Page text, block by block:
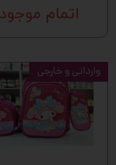
اتمام
وارداتی و خارجی